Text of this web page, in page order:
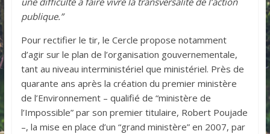
publique.”
Pour rectifier le tir, le Cercle propose notamment
d’agir sur le plan de l’organisation gouvernementale,
tant au niveau interministériel que ministériel. Près de
quarante ans après la création du premier ministère
de l’Environnement – qualifié de “ministère de
l’Impossible” par son premier titulaire, Robert Poujade
–, la mise en place d’un “grand ministère” en 2007, par